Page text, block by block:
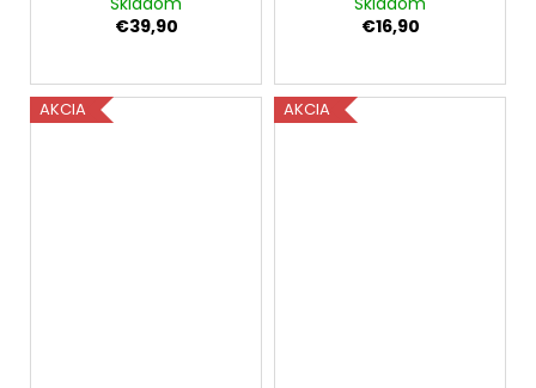
€39,90
€16,90
AKCIA AKCIA